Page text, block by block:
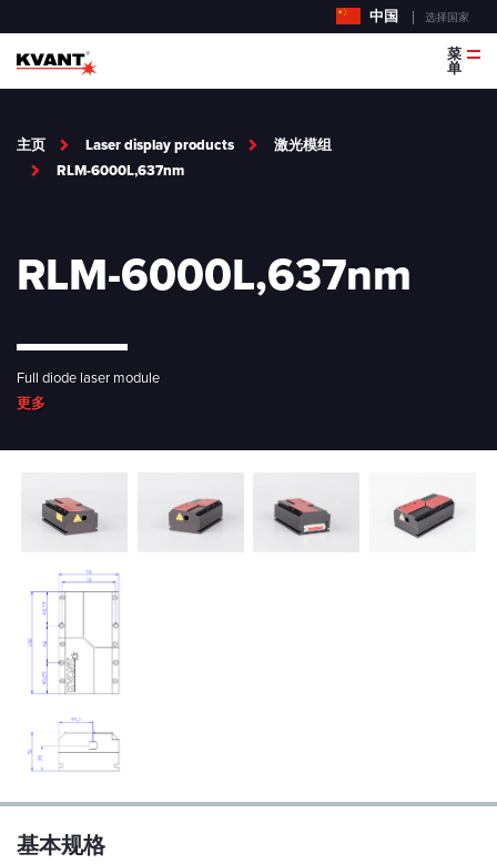
中国 选择国家
菜
单
主页 Laser display products
激光模组
RLM-6000L,637nm
RLM-6000L,637nm
Full diode laser module
更多
基本规格